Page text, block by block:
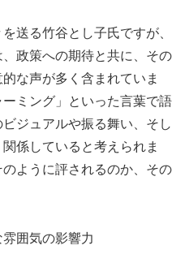
送る竹谷とし子氏ですが、
政策への期待と共に、その
な声が多く含まれていま
ミング」といった言葉で語
ジュアルや振る舞い、そし
係していると考えられま
ように評されるのか、その
囲気の影響力